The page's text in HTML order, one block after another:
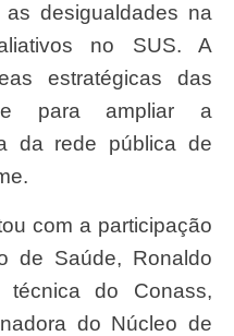
desigualdades na
no SUS. A
estratégicas das
para ampliar a
da rede pública de
de Saúde, Ronaldo
técnica do Conass,
do Núcleo de